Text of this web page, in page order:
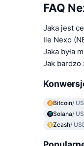
FAQ
Jaka jest
Ile Nexo
Jaka była
Jak bardzo
Bitcoin/
Solana/
Zcash/